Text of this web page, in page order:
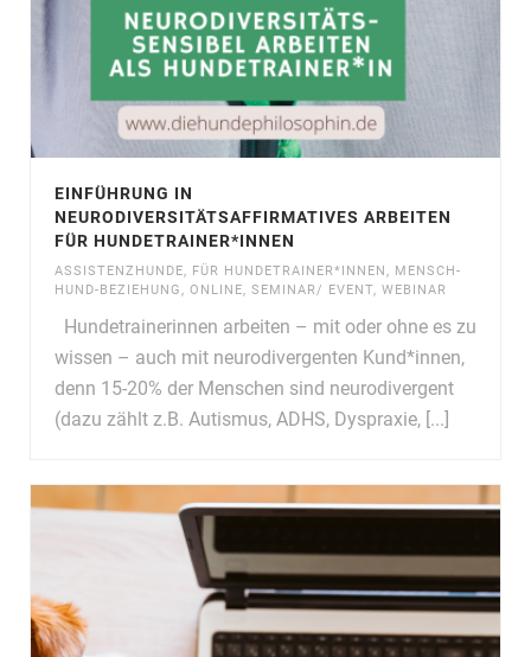
EINFÜHRUNG IN
NEURODIVERSITÄTSAFFIRMATIVES ARBEITEN
FÜR HUNDETRAINER*INNEN
ASSISTENZHUNDE, FÜR HUNDETRAINER*INNEN, MENSCH-
HUND-BEZIEHUNG, ONLINE, SEMINAR/ EVENT, WEBINAR
Hundetrainerinnen arbeiten – mit oder ohne es zu
wissen – auch mit neurodivergenten Kund*innen,
denn 15-20% der Menschen sind neurodivergent
(dazu zählt z.B. Autismus, ADHS, Dyspraxie, [...]